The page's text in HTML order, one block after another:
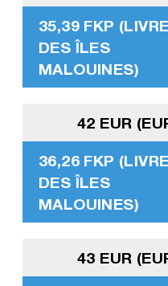
35,39 FKP (LIVRE
DES ÎLES
MALOUINES)
42 EUR
36,26 FKP (LIVRE
DES ÎLES
MALOUINES)
43 EUR